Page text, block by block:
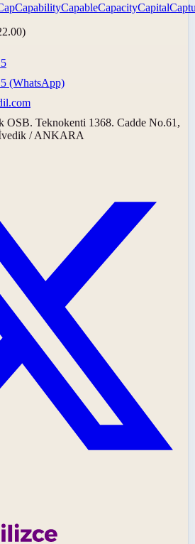
CapabilityCapableCapacityCapital
(WhatsApp)
OSB. Teknokenti 1368. Cadde No.61,
/ ANKARA